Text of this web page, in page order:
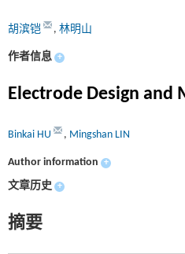
胡滨铠 , 林明山
作者信息 +
Electrode Design and
Binkai HU , Mingshan LIN
Author information +
文章历史 +
摘要